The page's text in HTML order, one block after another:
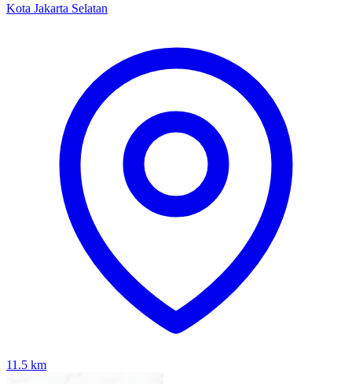
Kota Jakarta Selatan
11.5 km